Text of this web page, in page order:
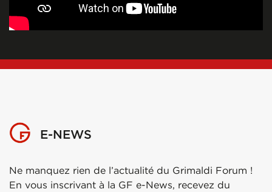
E-NEWS
Ne manquez rien de l’actualité du Grimaldi Forum !
En vous inscrivant à la GF e-News, recevez du